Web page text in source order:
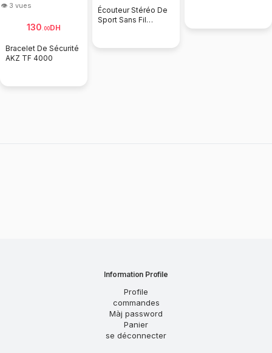
👁 3 vues
130 00DH
Bracelet De Sécurité
AKZ TF 4000
Écouteur Stéréo De
Sport Sans Fil
Information Profile
Profile
commandes
Màj password
Panier
se déconnecter